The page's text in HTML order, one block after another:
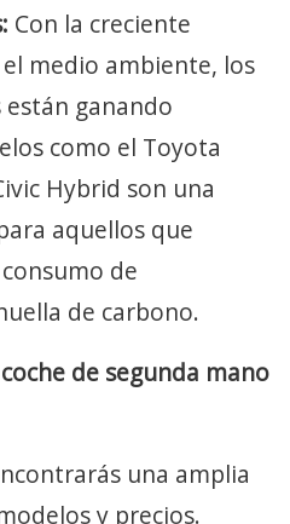
Con la creciente
medio ambiente, los
ganando
como el Toyota
Hybrid son una
aquellos que
de
de carbono.
de segunda mano
una amplia
y precios.